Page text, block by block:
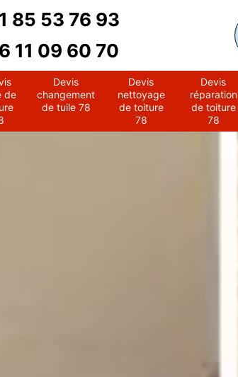
85 53 76 93
11 09 60 70
de
Devis
changement
de tuile 78
Devis
nettoyage
de toiture
78
Devis
réparation
de toiture
78